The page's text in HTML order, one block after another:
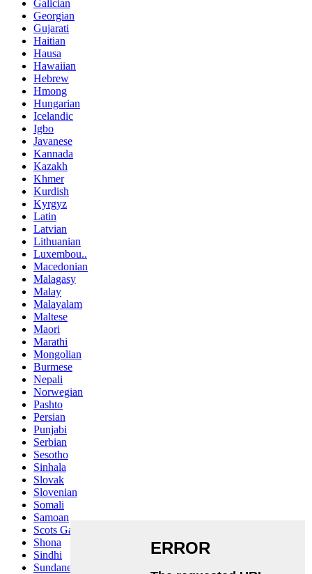
Galician
Georgian
Gujarati
Haitian
Hausa
Hawaiian
Hebrew
Hmong
Hungarian
Icelandic
Igbo
Javanese
Kannada
Kazakh
Khmer
Kurdish
Kyrgyz
Latin
Latvian
Lithuanian
Luxembou..
Macedonian
Malagasy
Malay
Malayalam
Maltese
Maori
Marathi
Mongolian
Burmese
Nepali
Norwegian
Pashto
Persian
Punjabi
Serbian
Sesotho
Sinhala
Slovak
Slovenian
Somali
Samoan
Scots Gaelic
Shona
Sindhi
Sundanese